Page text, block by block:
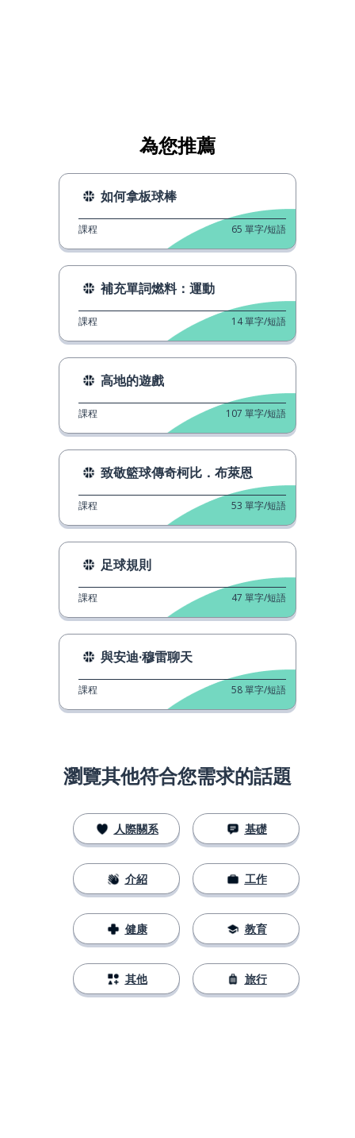
為您推薦
如何拿板球棒
課程 65 單字/短語
補充單詞燃料：運動
課程 14單字/短語
高地的遊戲
課程 107 單字/短語
致敬籃球傳奇柯比．布萊恩
課程 53 單字/短語
足球規則
課程 47 單字/短語
與安迪·穆雷聊天
課程 58單字/短語
瀏覽其他符合您需求的話題
人際關系
介紹
健康
其他
基礎
工作
教育
旅行